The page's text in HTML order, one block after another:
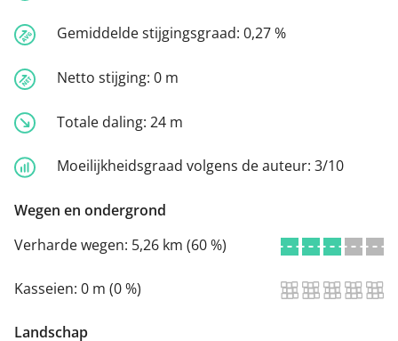
Gemiddelde stijgingsgraad: 0,27 %
Netto stijging: 0 m
Totale daling: 24 m
Moeilijkheidsgraad volgens de auteur: 3/10
Wegen en ondergrond
Verharde wegen: 5,26 km (60 %)
Kasseien: 0 m (0 %)
Landschap